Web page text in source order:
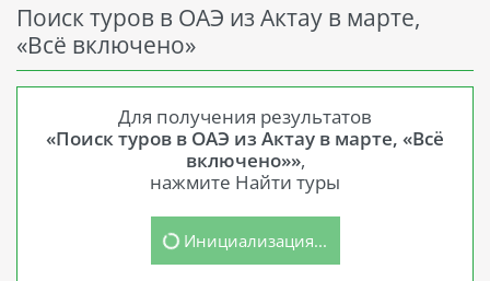
Поиск туров в ОАЭ из Актау в марте,
«Всё включено»
Для получения результатов
«Поиск туров в ОАЭ из Актау в марте, «Всё
включено»»,
нажмите Найти туры
Инициализация...